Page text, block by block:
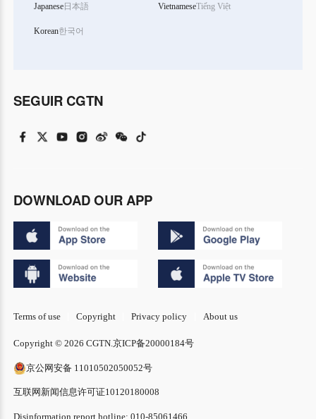
Japanese日本語
Korean한국어
VietnameseTiếng Việt
SEGUIR CGTN
DOWNLOAD OUR APP
Terms of use Copyright Privacy policy About us
Copyright © 2026 CGTN.京ICP备20000184号
京公网安备 11010502050052号
互联网新闻信息许可证10120180008
Disinformation report hotline: 010-85061466